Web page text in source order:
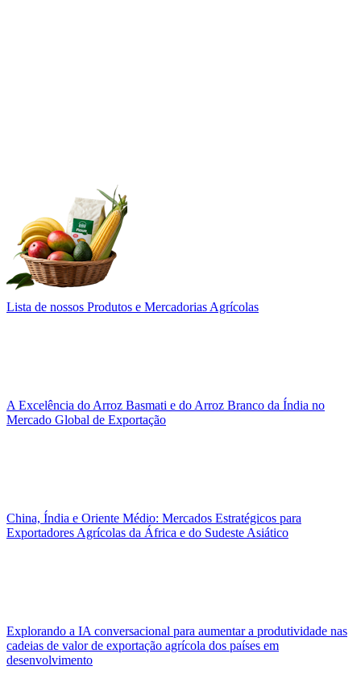
Lista de nossos Produtos e Mercadorias Agrícolas
A Excelência do Arroz Basmati e do Arroz Branco da Índia no
Mercado Global de Exportação
China, Índia e Oriente Médio: Mercados Estratégicos para
Exportadores Agrícolas da África e do Sudeste Asiático
Explorando a IA conversacional para aumentar a produtividade nas
cadeias de valor de exportação agrícola dos países em
desenvolvimento